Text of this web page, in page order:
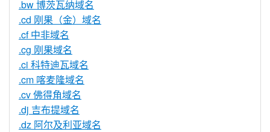
.bw 博茨瓦纳域名
.cd 刚果（金）域名
.cf 中非域名
.cg 刚果域名
.ci 科特迪瓦域名
.cm 喀麦隆域名
.cv 佛得角域名
.dj 吉布提域名
.dz 阿尔及利亚域名